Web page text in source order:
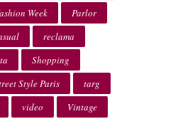
Week
Parlor
reclama
Shopping
Style Paris
targ
video Vintage